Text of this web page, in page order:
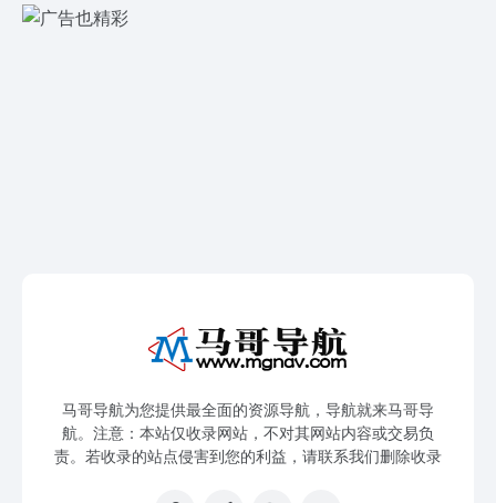
马哥导航为您提供最全面的资源导航，导航就来马哥导
航。注意：本站仅收录网站，不对其网站内容或交易负
责。若收录的站点侵害到您的利益，请联系我们删除收录